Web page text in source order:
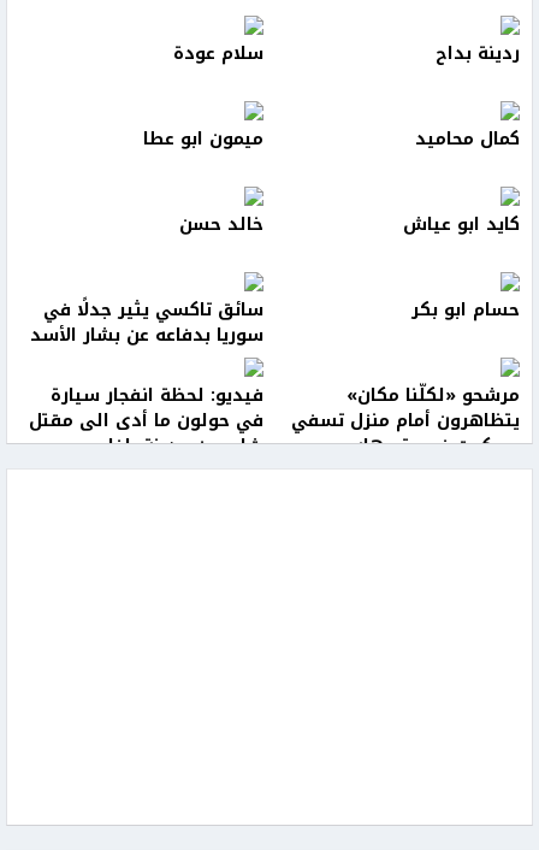
ردينة بداح سلام عودة
كمال محاميد ميمون ابو عطا
كايد ابو عياش خالد حسن
حسام ابو بكر سائق تاكسي يثير جدلًا في
سوريا بدفاعه عن بشار الأسد
مرشحو «لكلّنا مكان»
يتظاهرون أمام منزل تسفي
سوكوت في يتسهار
فيديو: لحظة انفجار سيارة
في حولون ما أدى الى مقتل
شاب من مدينة يافا